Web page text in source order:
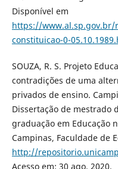
Disponível em
https://www.al.sp.gov.br/
constituicao-0-
SOUZA, R. S. Projeto
contradições de uma
privados de ensino.
Dissertação de mestrado
graduação em Educação
Campinas, Faculdade de
http://
Acesso em: 30 ago. 2020.